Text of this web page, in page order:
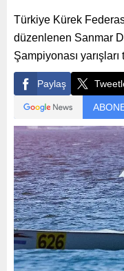
Türkiye Kürek
düzenlenen Sanmar
Şampiyonası yarışları
Paylaş